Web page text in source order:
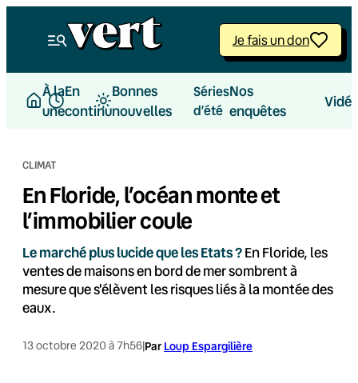
Je fais un don
À la
une
En
continu
Bonnes
nouvelles
Séries
d’été
Nos
enquêtes
CLIMAT
En Floride, l’océan monte et
l’immobilier coule
Le marché plus lucide que les Etats ?En Floride, les
ventes de maisons en bord de mer sombrent à
mesure que s'élèvent les risques liés à la montée des
eaux.
13 octobre 2020 à 7h56|Par Loup Espargilière